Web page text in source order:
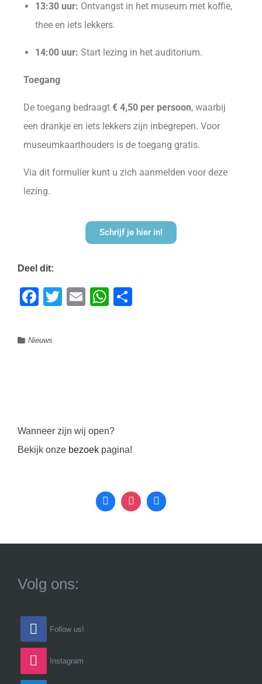
13:30 uur: Ontvangst in het museum met koffie,
thee en iets lekkers.
14:00 uur: Start lezing in het auditorium.
Toegang
De toegang bedraagt € 4,50 per persoon, waarbij
een drankje en iets lekkers zijn inbegrepen. Voor
museumkaarthouders is de toegang gratis.
Via dit formulier kunt u zich aanmelden voor deze
lezing.
Schrijf je hier in!
Deel dit:
Facebook
Twitter
EmailWhatsApp
Nieuws
Wanneer zijn wij open?
Bekijk onze bezoek pagina!
Volg ons:
Follow us!
Instagram